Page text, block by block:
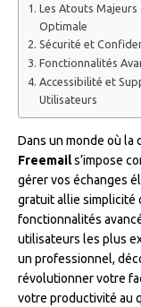
Les Atouts
Optimale
Sécurité et
Fonctionnalités
Accessibilité et
Utilisateurs
Dans un monde où la
Freemails’impose
gérer vos échanges
gratuit allie simplicité
fonctionnalités
utilisateurs les plus
un professionnel,
révolutionner votre
votre productivité au